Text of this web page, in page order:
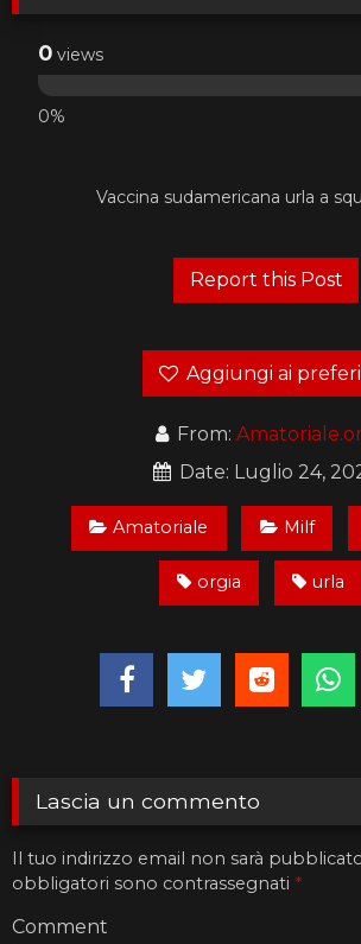
0 views
0%
Vaccina sudamericana urla a
Aggiungi ai
From:
Date: Luglio 24,
Amatoriale Milf
orgia urla
Lascia un commento
Il tuo indirizzo email non sarà
obbligatori sono contrassegnati *
Comment